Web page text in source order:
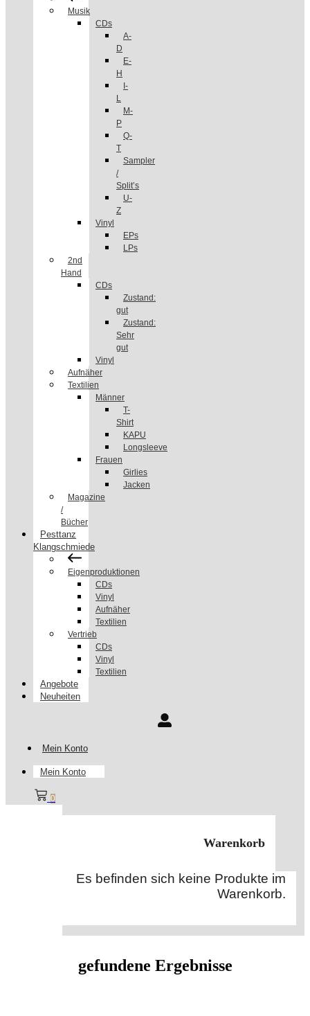
Musik
CDs
A-
D
E-
H
I-
L
M-
P
Q-
T
Sampler
/
Split’s
U-
Z
Vinyl
EPs
LPs
2nd
Hand
CDs
Zustand:
gut
Zustand:
Sehr
gut
Vinyl
Aufnäher
Textilien
Männer
T-
Shirt
KAPU
Longsleeve
Frauen
Girlies
Jacken
Magazine
/
Bücher
Pesttanz
Klangschmiede
Eigenproduktionen
CDs
Vinyl
Aufnäher
Textilien
Vertrieb
CDs
Vinyl
Textilien
Angebote
Neuheiten
Mein Konto
Mein Konto
0
Warenkorb
Es befinden sich keine Produkte im
Warenkorb.
gefundene Ergebnisse